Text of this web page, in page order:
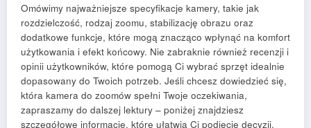
Omówimy najważniejsze specyfikacje kamery, takie jak
rozdzielczość, rodzaj zoomu, stabilizację obrazu oraz
dodatkowe funkcje, które mogą znacząco wpłynąć na komfort
użytkowania i efekt końcowy. Nie zabraknie również recenzji i
opinii użytkowników, które pomogą Ci wybrać sprzęt idealnie
dopasowany do Twoich potrzeb. Jeśli chcesz dowiedzieć się,
która kamera do zoomów spełni Twoje oczekiwania,
zapraszamy do dalszej lektury – poniżej znajdziesz
szczegółowe informacje, które ułatwią Ci podjęcie decyzji.